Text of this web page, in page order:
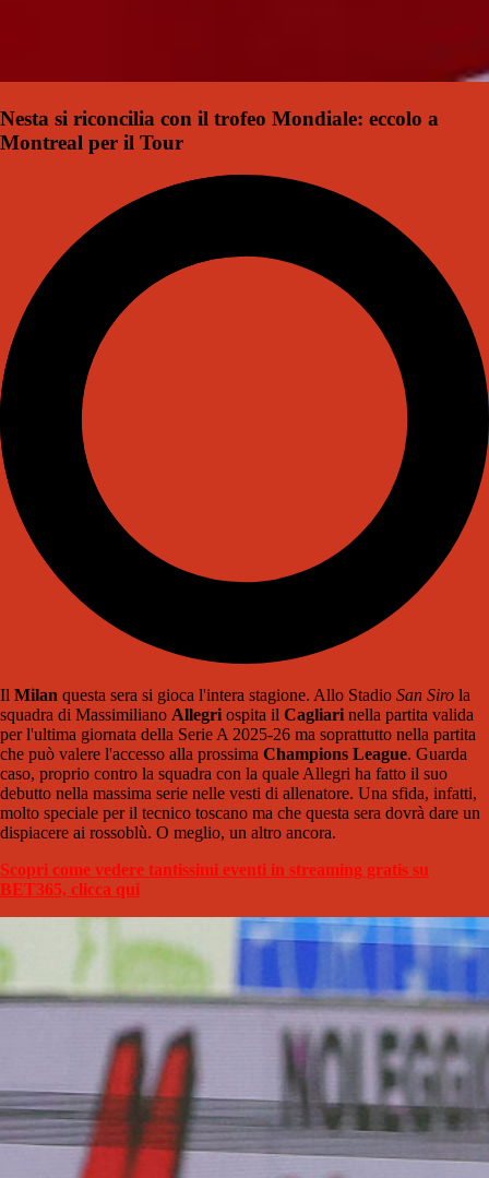
Nesta si riconcilia con il trofeo Mondiale: eccolo a
Montreal per il Tour
Il Milan questa sera si gioca l'intera stagione. Allo Stadio San Siro la
squadra di Massimiliano Allegriospita il Cagliarinella partita valida
per l'ultima giornata della Serie A 2025-26 ma soprattutto nella partita
che può valere l'accesso alla prossima Champions League. Guarda
caso, proprio contro la squadra con la quale Allegri ha fatto il suo
debutto nella massima serie nelle vesti di allenatore. Una sfida, infatti,
molto speciale per il tecnico toscano ma che questa sera dovrà dare un
dispiacere ai rossoblù. O meglio, un altro ancora.
Scopri come vedere tantissimi eventi in streaming gratis su
BET365, clicca qui